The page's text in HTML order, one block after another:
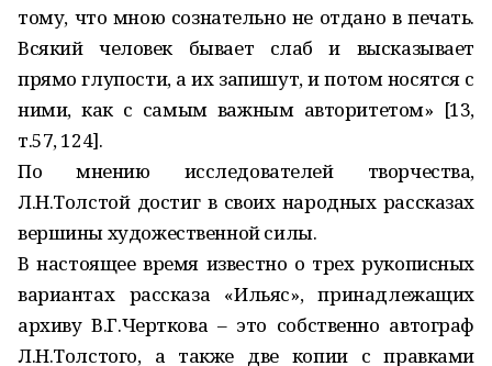
тому, что мною сознательно не отдано в печать.
Всякий человек бывает слаб и высказывает
прямо глупости, а их запишут, и потом носятся с
ними, как с самым важным авторитетом» [13,
т.57, 124].
По мнению исследователей творчества,
Л.Н.Толстой достиг в своих народных рассказах
вершины художественной силы.
В настоящее время известно о трех рукописных
вариантах рассказа «Ильяс», принадлежащих
архиву В.Г.Черткова – это собственно автограф
Л.Н.Толстого, а также две копии с правками